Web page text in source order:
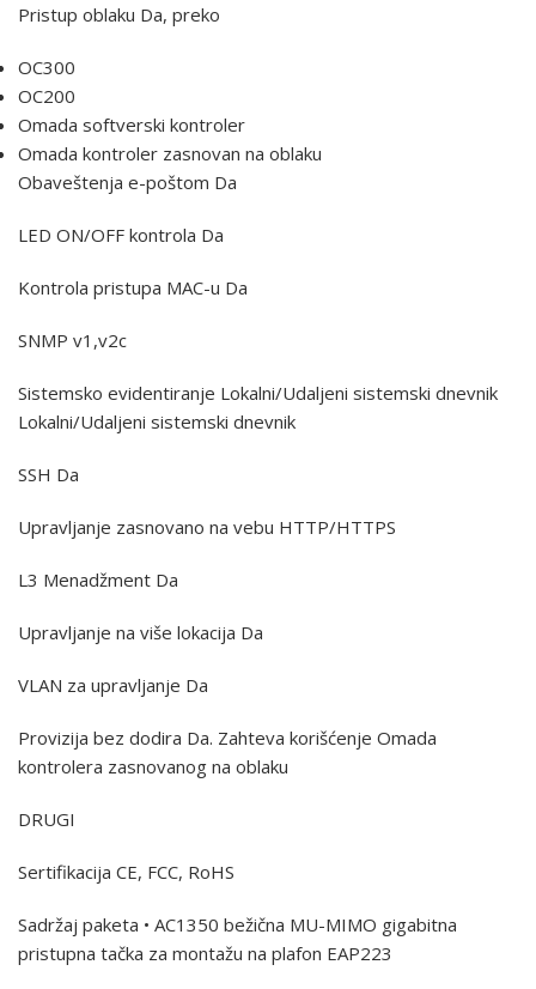
Pristup oblaku Da, preko
OC300
OC200
Omada softverski kontroler
Omada kontroler zasnovan na oblaku
Obaveštenja e-poštom Da
LED ON/OFF kontrola Da
Kontrola pristupa MAC-u Da
SNMP v1,v2c
Sistemsko evidentiranje Lokalni/Udaljeni sistemski dnevnik
Lokalni/Udaljeni sistemski dnevnik
SSH Da
Upravljanje zasnovano na vebu HTTP/HTTPS
L3 Menadžment Da
Upravljanje na više lokacija Da
VLAN za upravljanje Da
Provizija bez dodira Da. Zahteva korišćenje Omada
kontrolera zasnovanog na oblaku
DRUGI
Sertifikacija CE, FCC, RoHS
Sadržaj paketa • AC1350 bežična MU-MIMO gigabitna
pristupna tačka za montažu na plafon EAP223